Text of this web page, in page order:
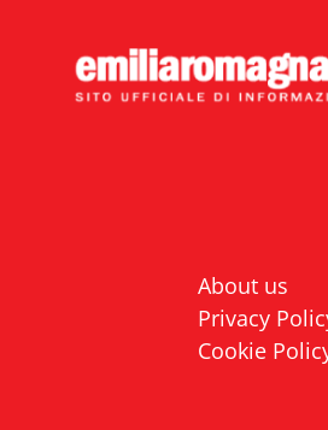
About us
Privacy
Cookie